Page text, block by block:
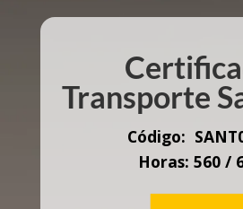
Transporte
Código:
Horas: 560 /